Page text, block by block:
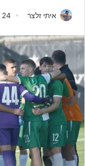
איתי זלצר 24 בדצמבר 2022